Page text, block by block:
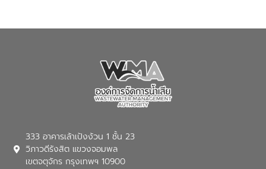
ณ เทศบาลตำบลบางเลน จังหวัดนครปฐม
333 อาคารเล้าเป้งง้วน 1 ชั้น 23
วิภาวดีรังสิต แขวงจอมพล
เขตจตุจักร กรุงเทพฯ 10900